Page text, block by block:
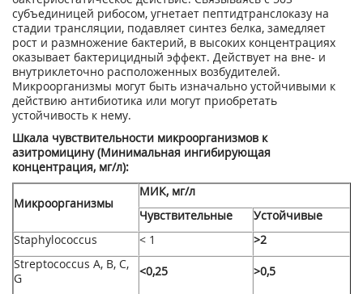
субъединицей рибосом, угнетает пептидтранслоказу на
стадии трансляции, подавляет синтез белка, замедляет
рост и размножение бактерий, в высоких концентрациях
оказывает бактерицидный эффект. Действует на вне- и
внутриклеточно расположенных возбудителей.
Микроорганизмы могут быть изначально устойчивыми к
действию антибиотика или могут приобретать
устойчивость к нему.
Шкала чувствительности микроорганизмов к
азитромицину (Минимальная ингибирующая
концентрация, мг/л):
Микроорганизмы
МИК, мг/л
Чувствительные
Устойчивые
Staphylococcus
< 1
>2
Streptococcus А, В, C,
G
<0,25 >0,5